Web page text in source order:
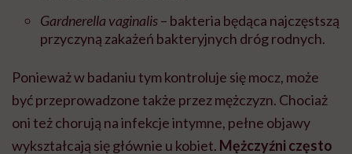
Gardnerella vaginalis– bakteria będąca najczęstszą
przyczyną zakażeń bakteryjnych dróg rodnych.
Ponieważ w badaniu tym kontroluje się mocz, może
być przeprowadzone także przez mężczyzn. Chociaż
oni też chorują na infekcje intymne, pełne objawy
wykształcają się głównie u kobiet. Mężczyźni często